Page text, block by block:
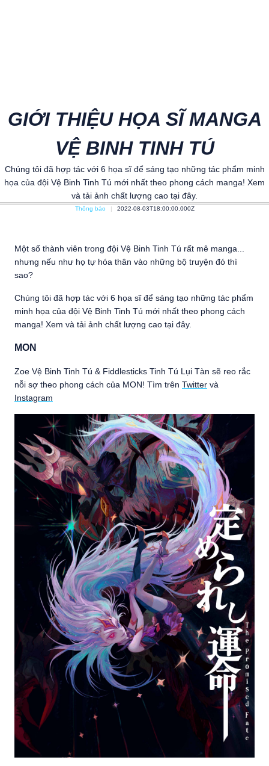
GIỚI THIỆU HỌA SĨ MANGA
VỆ BINH TINH TÚ
Chúng tôi đã hợp tác với 6 họa sĩ để sáng tạo những tác phẩm minh
họa của đội Vệ Binh Tinh Tú mới nhất theo phong cách manga! Xem
và tải ảnh chất lượng cao tại đây.
Thông báo 2022-08-03T18:00:00.000Z
Một số thành viên trong đội Vệ Binh Tinh Tú rất mê manga...
nhưng nếu như họ tự hóa thân vào những bộ truyện đó thì
sao?
Chúng tôi đã hợp tác với 6 họa sĩ để sáng tạo những tác phẩm
minh họa của đội Vệ Binh Tinh Tú mới nhất theo phong cách
manga! Xem và tải ảnh chất lượng cao tại đây.
MON
Zoe Vệ Binh Tinh Tú & Fiddlesticks Tinh Tú Lụi Tàn sẽ reo rắc
nỗi sợ theo phong cách của MON! Tìm trên Twitter và
Instagram